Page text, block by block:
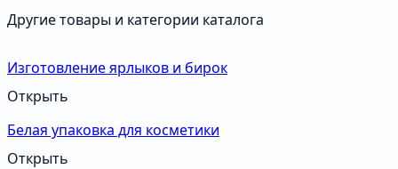
Другие товары и категории каталога
Изготовление ярлыков и бирок
Открыть
Белая упаковка для косметики
Открыть